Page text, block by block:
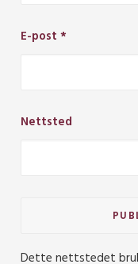
E-post *
Nettsted
Dette nettstedet